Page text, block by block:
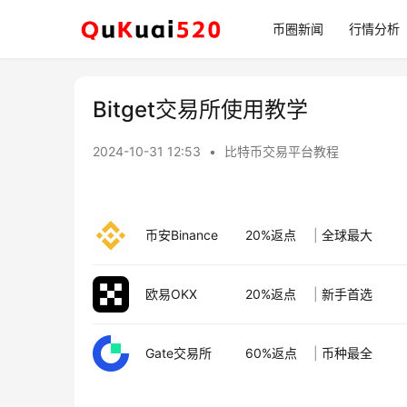
币圈新闻 行情分析
Bitget交易所使用教学
2024-10-31 12:53 • 比特币交易平台教程
币安Binance 20%返点 全球最大
欧易OKX 20%返点 新手首选
Gate交易所 60%返点 币种最全